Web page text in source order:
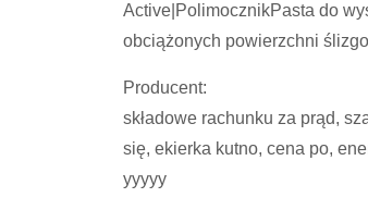
Active|PolimocznikPasta do
obciążonych powierzchni
Producent:
składowe rachunku za prąd,
się, ekierka kutno, cena po,
yyyyy